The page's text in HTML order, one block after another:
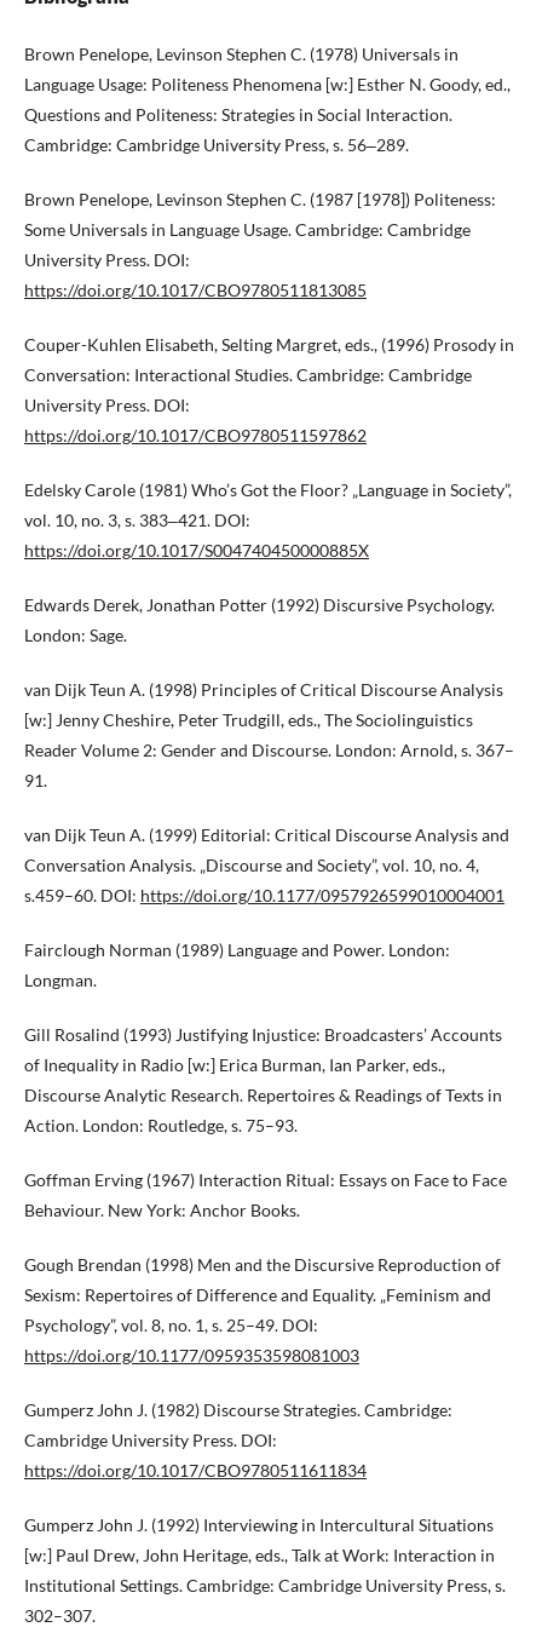
Brown Penelope, Levinson Stephen C. (1978) Universals in
Language Usage: Politeness Phenomena [w:] Esther N. Goody, ed.,
Questions and Politeness: Strategies in Social Interaction.
Cambridge: Cambridge University Press, s. 56‒289.
Brown Penelope, Levinson Stephen C. (1987 [1978]) Politeness:
Some Universals in Language Usage. Cambridge: Cambridge
University Press. DOI:
https://doi.org/10.1017/CBO9780511813085
Couper-Kuhlen Elisabeth, Selting Margret, eds., (1996) Prosody in
Conversation: Interactional Studies. Cambridge: Cambridge
University Press. DOI:
https://doi.org/10.1017/CBO9780511597862
Edelsky Carole (1981) Who’s Got the Floor? „Language in Society”,
vol. 10, no. 3, s. 383‒421. DOI:
https://doi.org/10.1017/S004740450000885X
Edwards Derek, Jonathan Potter (1992) Discursive Psychology.
London: Sage.
van Dijk Teun A. (1998) Principles of Critical Discourse Analysis
[w:] Jenny Cheshire, Peter Trudgill, eds., The Sociolinguistics
Reader Volume 2: Gender and Discourse. London: Arnold, s. 367–
91.
van Dijk Teun A. (1999) Editorial: Critical Discourse Analysis and
Conversation Analysis. „Discourse and Society”, vol. 10, no. 4,
s.459–60. DOI: https://doi.org/10.1177/0957926599010004001
Fairclough Norman (1989) Language and Power. London:
Longman.
Gill Rosalind (1993) Justifying Injustice: Broadcasters’ Accounts
of Inequality in Radio [w:] Erica Burman, Ian Parker, eds.,
Discourse Analytic Research. Repertoires & Readings of Texts in
Action. London: Routledge, s. 75–93.
Goffman Erving (1967) Interaction Ritual: Essays on Face to Face
Behaviour. New York: Anchor Books.
Gough Brendan (1998) Men and the Discursive Reproduction of
Sexism: Repertoires of Difference and Equality. „Feminism and
Psychology”, vol. 8, no. 1, s. 25–49. DOI:
https://doi.org/10.1177/0959353598081003
Gumperz John J. (1982) Discourse Strategies. Cambridge:
Cambridge University Press. DOI:
https://doi.org/10.1017/CBO9780511611834
Gumperz John J. (1992) Interviewing in Intercultural Situations
[w:] Paul Drew, John Heritage, eds., Talk at Work: Interaction in
Institutional Settings. Cambridge: Cambridge University Press, s.
302–307.